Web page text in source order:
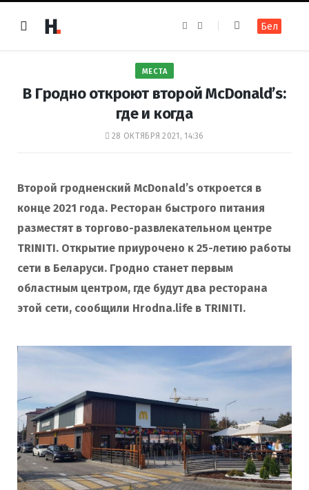
e
k
t
m
Бел
МЕСТА
В Гродно откроют второй McDonald’s:
где и когда
28 ОКТЯБРЯ 2021, 14:36
Второй гродненский McDonald’s откроется в
конце 2021 года. Ресторан быстрого питания
разместят в торгово-развлекательном центре
TRINITI. Открытие приурочено к 25-летию работы
сети в Беларуси. Гродно станет первым
областным центром, где будут два ресторана
этой сети, сообщили Hrodna.life в TRINITI.